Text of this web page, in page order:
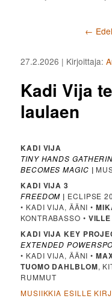
Artikkelien selaus
←
Kadi Vija
laulaen
27.2.2026 | Kirjoittaja:
KADI VIJA
TINY HANDS
BECOMES MAGIC |
KADI VIJA 3
FREEDOM | ECLIPSE
• KADI VIJA, ÄÄNI •
KONTRABASSO •
KADI VIJA KEY
EXTENDED
• KADI VIJA, ÄÄNI •
TUOMO DAHLBLOM,
RUMMUT
MUSIIKKIA ESILLE